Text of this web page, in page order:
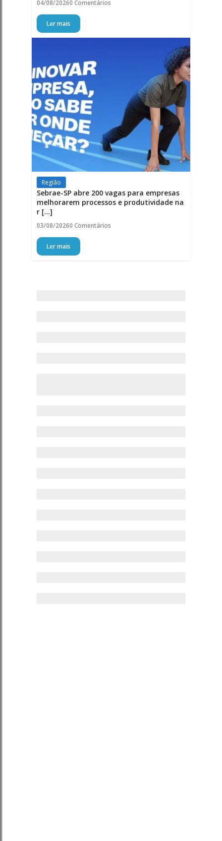
04/08/20260 Comentários
Ler mais
Região
Sebrae-SP abre 200 vagas para empresas
melhorarem processos e produtividade na
r [...]
03/08/20260 Comentários
Ler mais